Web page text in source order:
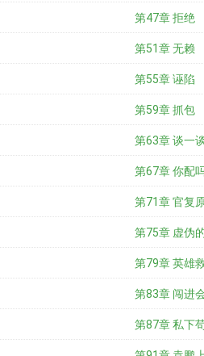
第47章 拒绝
第51章 无赖
第55章 诬陷
第59章 抓包
第63章 谈一
第67章 你配
第71章 官复
第75章 虚伪
第79章 英雄
第83章 闯进
第87章 私下